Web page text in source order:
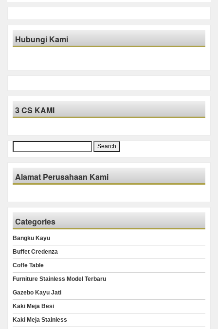
Hubungi Kami
3 CS KAMI
for:
Alamat Perusahaan Kami
Categories
Bangku Kayu
Buffet Credenza
Coffe Table
Furniture Stainless Model Terbaru
Gazebo Kayu Jati
Kaki Meja Besi
Kaki Meja Stainless